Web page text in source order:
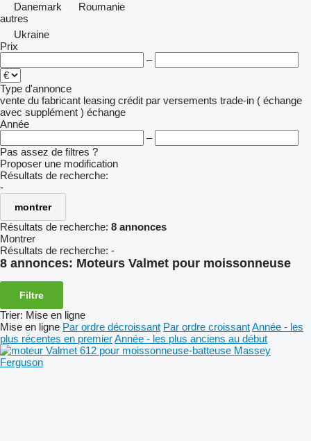
Danemark
Roumanie
autres
Ukraine
Prix
–
Type d'annonce
vente du fabricant leasing crédit par versements trade-in ( échange
avec supplément ) échange
Année
–
Pas assez de filtres ?
Proposer une modification
Résultats de recherche:
-
montrer
Résultats de recherche: 8 annonces
Montrer
Résultats de recherche: -
8 annonces: Moteurs Valmet pour moissonneuse
Filtre
Trier: Mise en ligne
Mise en ligne Par ordre décroissant Par ordre croissantAnnée - les
plus récentes en premierAnnée - les plus anciens au début